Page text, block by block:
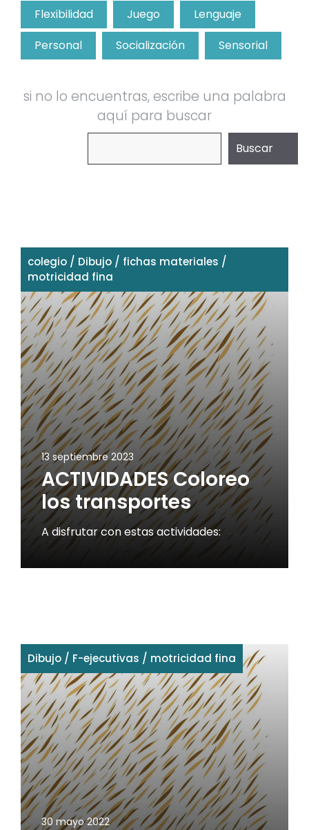
Flexibilidad
Juego
Lenguaje
Personal
Socialización Sensorial
si no lo encuentras, escribe una palabra
aquí para buscar
Buscar
colegio / Dibujo / fichas materiales /
motricidad fina
13 septiembre 2023
ACTIVIDADES Coloreo
los transportes
A disfrutar con estas actividades:
Dibujo / F-ejecutivas / motricidad fina
30 mayo 2022